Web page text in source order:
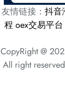
友情链接： 抖音
程oex交易平台
CopyRight @
All right reserved